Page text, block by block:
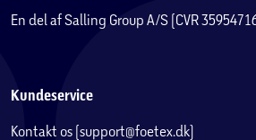
En del af Salling Group A/S (CVR
Kundeservice
Kontakt os (support@foetex.dk)